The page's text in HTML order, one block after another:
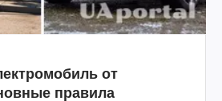
от
правила